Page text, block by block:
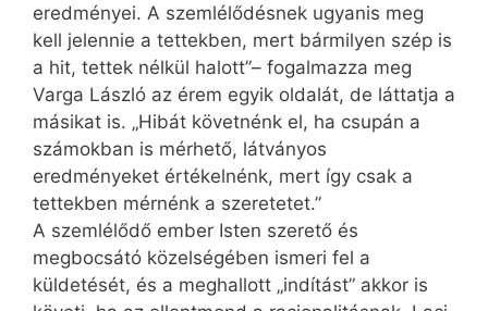
eredményei. A szemlélődésnek ugyanis meg
kell jelennie a tettekben, mert bármilyen szép is
a hit, tettek nélkül halott”– fogalmazza meg
Varga László az érem egyik oldalát, de láttatja a
másikat is. „Hibát követnénk el, ha csupán a
számokban is mérhető, látványos
eredményeket értékelnénk, mert így csak a
tettekben mérnénk a szeretetet.”
A szemlélődő ember Isten szerető és
megbocsátó közelségében ismeri fel a
küldetését, és a meghallott „indítást” akkor is